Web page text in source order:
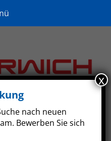
nach neuen
Bewerben Sie sich
x